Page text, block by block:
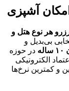
آشپزی
رزرو هر نوع هتل و
بی‌بدیل و
در حوزه
الکترونیکی
و کمترین نرخ‌ها